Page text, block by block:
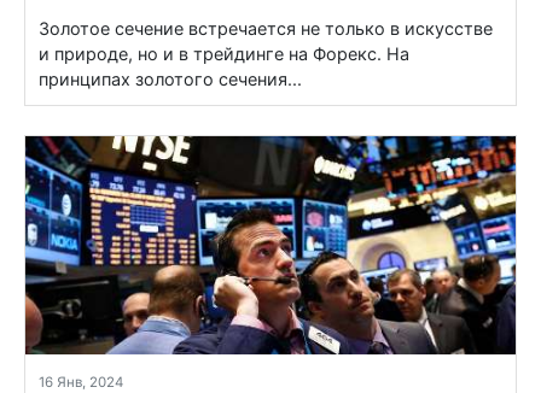
Золотое сечение встречается не только в искусстве
и природе, но и в трейдинге на Форекс. На
принципах золотого сечения...
16 Янв, 2024